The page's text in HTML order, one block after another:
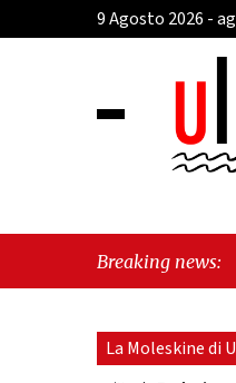
9 Agosto 2026 -
Breaking news:
La Moleskine di